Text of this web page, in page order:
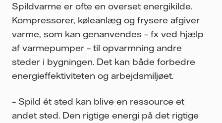
Spildvarme er ofte en overset energikilde.
Kompressorer, køleanlæg og frysere afgiver
varme, som kan genanvendes – fx ved hjælp
af varmepumper – til opvarmning andre
steder i bygningen. Det kan både forbedre
energieffektiviteten og arbejdsmiljøet.
– Spild ét sted kan blive en ressource et
andet sted. Den rigtige energi på det rigtige